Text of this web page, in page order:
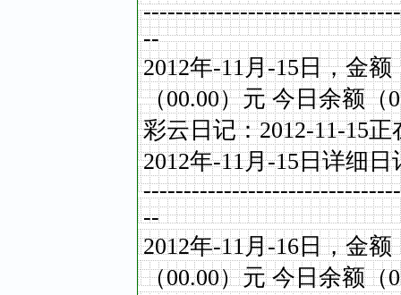
--
2012年-11月-15日，金额
（00.00）元 今日余额（
彩云日记：2012-11-15正
2012年-11月-15日详细日
--
2012年-11月-16日，金额
（00.00）元 今日余额（